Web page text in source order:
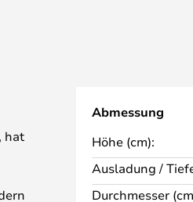
hat
Abmessung
Höhe (cm):
Ausladung /
Durchmesser